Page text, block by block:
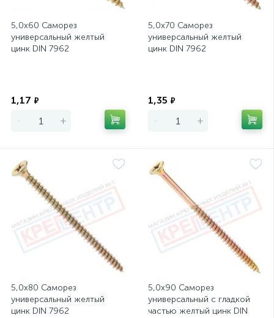
5,0х60 Саморез
универсальный желтый
цинк DIN 7962
1,17 ₽
- +
5,0х70 Саморез
универсальный желтый
цинк DIN 7962
1,35 ₽
- +
5,0х80 Саморез
универсальный желтый
цинк DIN 7962
5,0х90 Саморез
универсальный с гладкой
частью желтый цинк DIN